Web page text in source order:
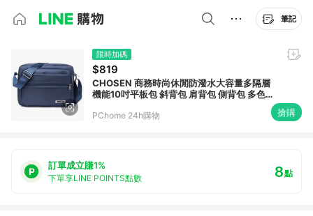
筆記
限時加碼
$819
CHOSEN 商務時尚休閒防潑水大容量多隔層
機能10吋平板包 斜背包 肩背包 側背包 多色可
PChome 24h購物 搶購
訂單成立賺1%
下單享LINE POINTS點數 8點